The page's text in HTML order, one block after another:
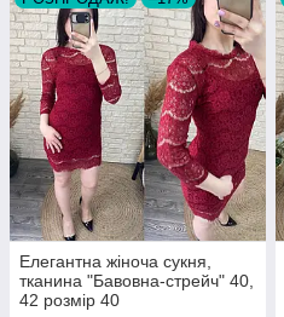
Елегантна жіноча сукня,
тканина "Бавовна-стрейч" 40,
42 розмір 40